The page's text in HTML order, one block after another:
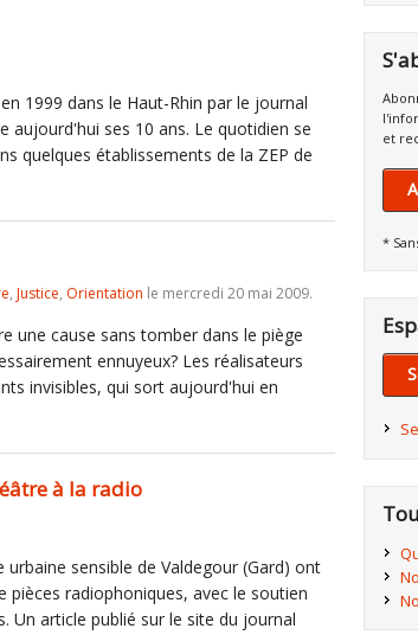
1999 dans le Haut-Rhin par le journal
aujourd'hui ses 10 ans. Le quotidien se
quelques établissements de la ZEP de
, Justice, Orientation le mercredi 20 mai 2009.
une cause sans tomber dans le piège
ennuyeux? Les réalisateurs
invisibles, qui sort aujourd'hui en
à la radio
sensible de Valdegour (Gard) ont
radiophoniques, avec le soutien
Un article publié sur le site du journal
et
*